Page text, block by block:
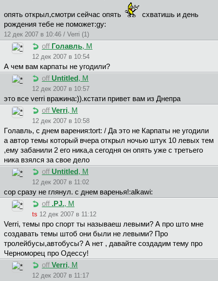
опять открыл,смотри сейчас опять
схватишь и день
рождения тебе не поможет:gy:
12 дек 2007 в 10:46 / Verri (1)
off Голавль, М
12 дек 2007 в 10:54
А чем вам карпаты не угодили?
off Untitled , М
12 дек 2007 в 10:57
это все verri вражина:)).кстати привет вам из Днепра
off Verri, М
12 дек 2007 в 10:58
Гoлaвль, с днем варения:tort: / Да это не Карпаты не угодили
а автор темы который вчера открыл ночью штук 10 левых тем
,ему забанили 2 его ника,а сегодня он опять уже с третьего
ника взялся за свое дело
off Untitled , М
12 дек 2007 в 11:02
сор сразу не глянул. с днем варенья!:alkawi:
off .PJ., М
ts 12 дек 2007 в 11:12
Verri, темы про спорт ты называеш левыми? А про што мне
создавать темы штоб они были не левыми? Про
тролейбусы,автобусы? А нет , давайте создадим тему про
Черноморец про Одессу!
off Verri, М
12 дек 2007 в 11:17